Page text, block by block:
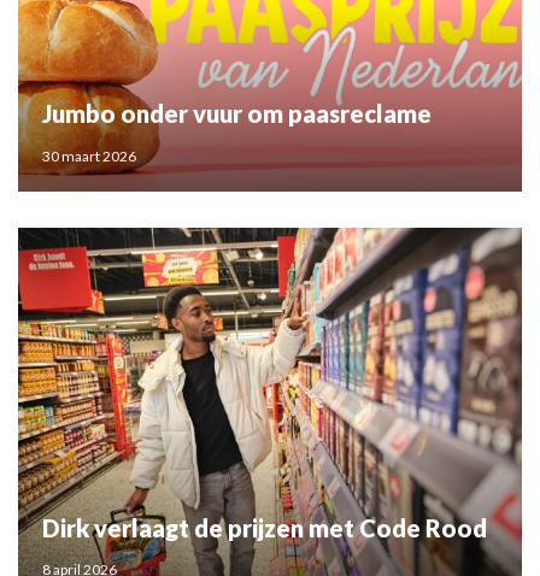
Jumbo onder vuur om paasreclame
30 maart 2026
Dirk verlaagt de prijzen met Code Rood
8 april 2026